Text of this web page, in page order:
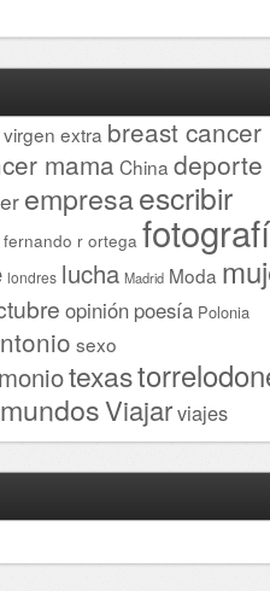
extra breast cancer
mama China deporte
empresaescribir
fernando r ortega
londres lucha Madrid Moda
opinión poesía Polonia
sexo
texas
Viajarviajes